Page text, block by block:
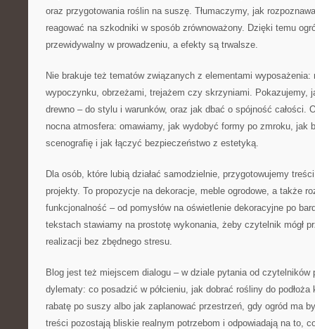
oraz przygotowania roślin na suszę. Tłumaczymy, jak
reagować na szkodniki w sposób zrównoważony. Dzięki temu
przewidywalny w prowadzeniu, a efekty są trwalsze.
Nie brakuje też tematów związanych z elementami
wypoczynku, obrzeżami, trejażem czy skrzyniami. Pokazujemy,
drewno – do stylu i warunków, oraz jak dbać o spójność całości.
nocna atmosfera: omawiamy, jak wydobyć formy po zmroku, jak
scenografię i jak łączyć bezpieczeństwo z estetyką.
Dla osób, które lubią działać samodzielnie, przygotowujemy
projekty. To propozycje na dekoracje, meble ogrodowe, a także
funkcjonalność – od pomysłów na oświetlenie dekoracyjne po
tekstach stawiamy na prostotę wykonania, żeby czytelnik mógł
realizacji bez zbędnego stresu.
Blog jest też miejscem dialogu – w dziale pytania od czytelników
dylematy: co posadzić w półcieniu, jak dobrać rośliny do
rabatę po suszy albo jak zaplanować przestrzeń, gdy ogród ma
treści pozostają bliskie realnym potrzebom i odpowiadają na to,